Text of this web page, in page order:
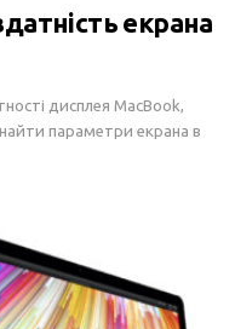
екрана
дисплея MacBook,
параметри екрана в